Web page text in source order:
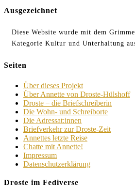
Ausgezeichnet
Diese Website wurde mit dem
Kategorie Kultur und Unterhaltung
Seiten
Über dieses Projekt
Über Annette von Droste-Hülshoff
Droste – die Briefschreiberin
Die Wohn- und Schreiborte
Die Adressat:innen
Briefverkehr zur Droste-Zeit
Annettes letzte Reise
Chatte mit Annette!
Impressum
Datenschutzerklärung
Droste im Fediverse